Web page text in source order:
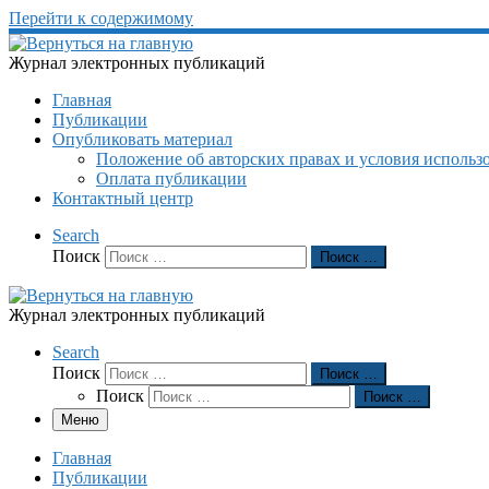
Перейти к содержимому
Журнал электронных публикаций
Главная
Публикации
Опубликовать материал
Положение об авторских правах и условия
Оплата публикации
Контактный центр
Search
Поиск
Поиск …
Журнал электронных публикаций
Search
Поиск
Поиск …
Поиск
Поиск …
Меню
Главная
Публикации